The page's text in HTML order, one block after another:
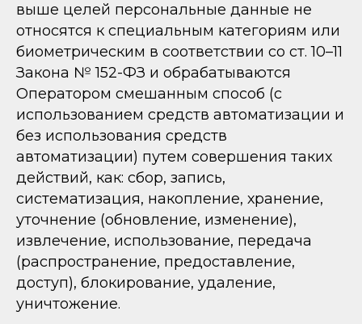
выше целей персональные данные не
относятся к специальным категориям или
биометрическим в соответствии со ст. 10–11
Закона № 152-ФЗ и обрабатываются
Оператором смешанным способ (с
использованием средств автоматизации и
без использования средств
автоматизации) путем совершения таких
действий, как: сбор, запись,
систематизация, накопление, хранение,
уточнение (обновление, изменение),
извлечение, использование, передача
(распространение, предоставление,
доступ), блокирование, удаление,
уничтожение.